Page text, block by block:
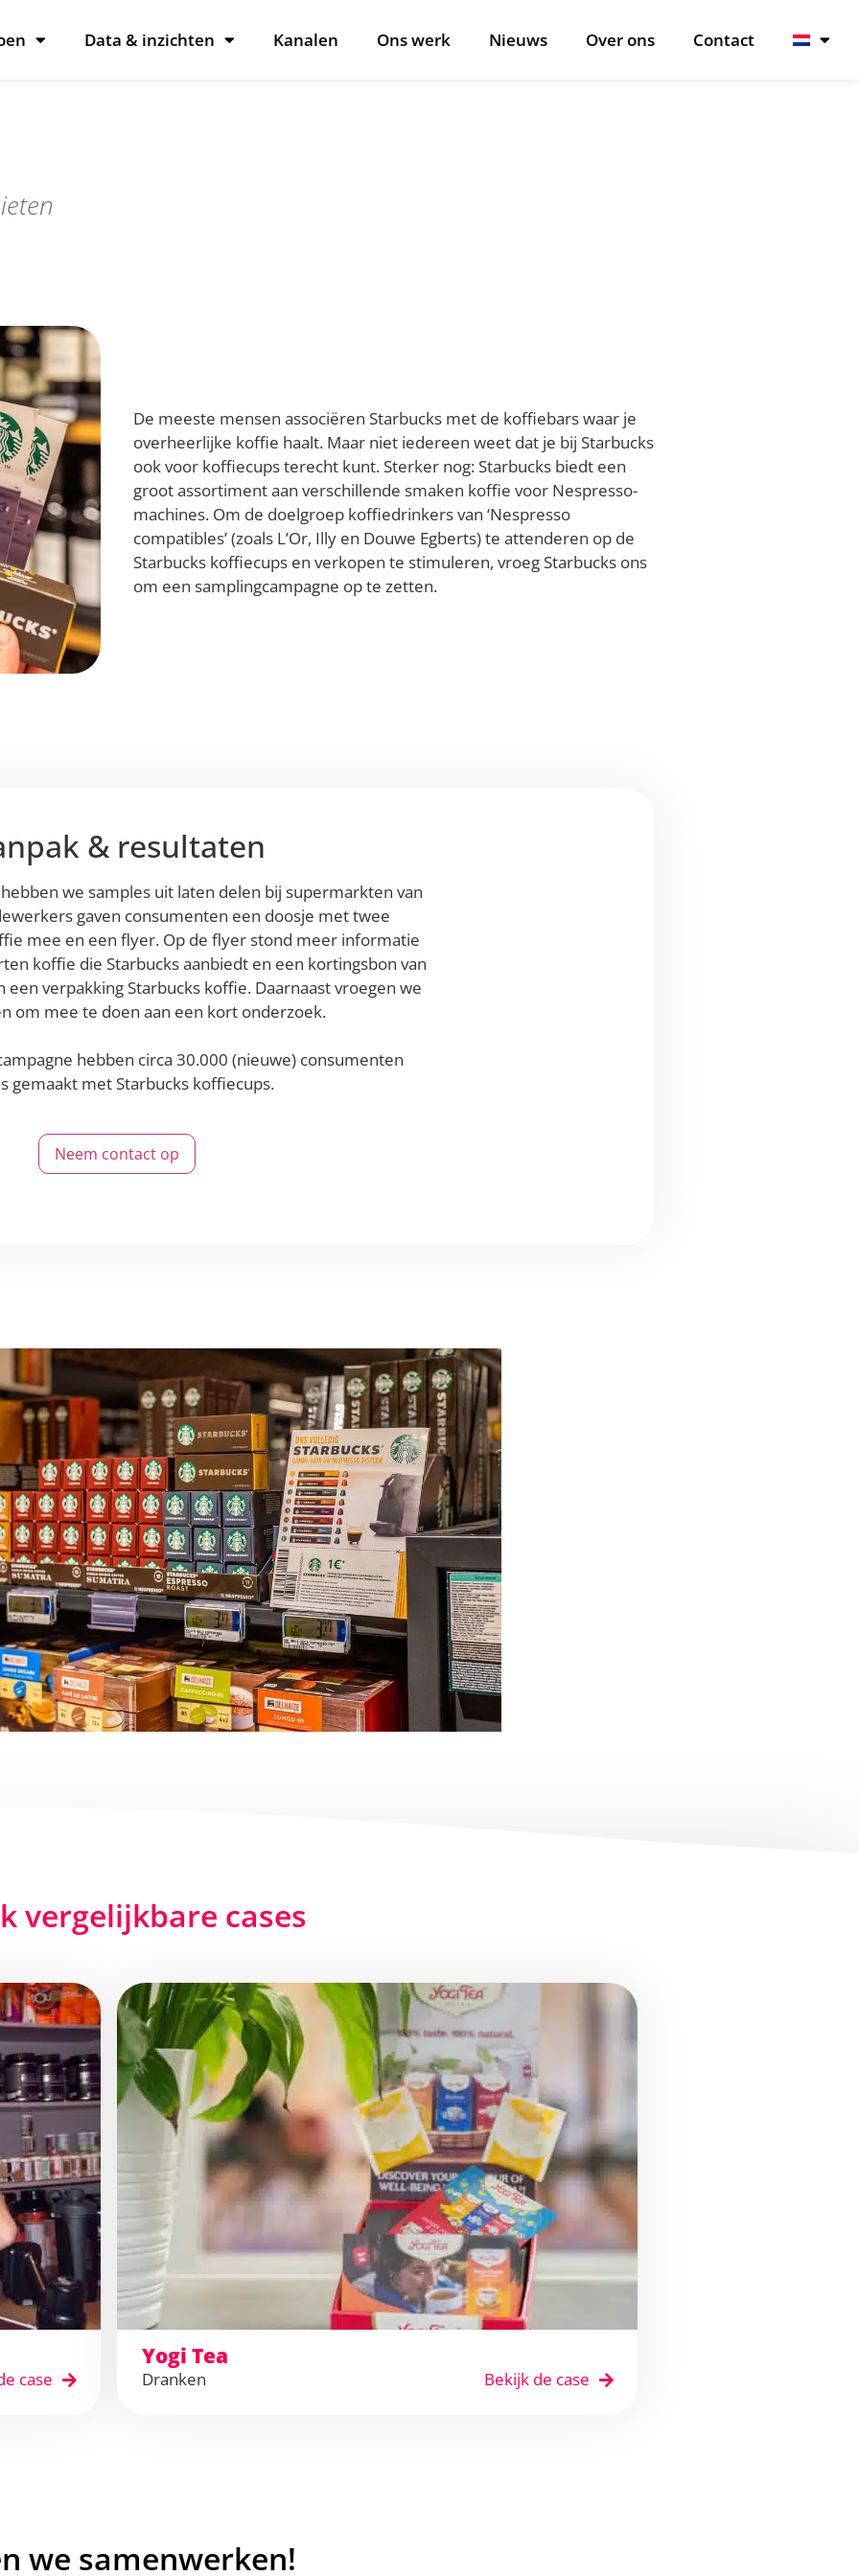
Data & inzichten Kanalen Ons werk Nieuws Over ons Contact
De meeste mensen associëren Starbucks met de koffiebars waar je
overheerlijke koffie haalt. Maar niet iedereen weet dat je bij Starbucks
ook voor koffiecups terecht kunt. Sterker nog: Starbucks biedt een
groot assortiment aan verschillende smaken koffie voor Nespresso-
machines. Om de doelgroep koffiedrinkers van ‘Nespresso
compatibles’ (zoals L’Or, Illy en Douwe Egberts) te attenderen op de
Starbucks koffiecups en verkopen te stimuleren, vroeg Starbucks ons
om een samplingcampagne op te zetten.
& resultaten
we samples uit laten delen bij supermarkten van
gaven consumenten een doosje met twee
mee en een flyer. Op de flyer stond meer informatie
koffie die Starbucks aanbiedt en een kortingsbon van
een verpakking Starbucks koffie. Daarnaast vroegen we
om mee te doen aan een kort onderzoek.
hebben circa 30.000 (nieuwe) consumenten
gemaakt met Starbucks koffiecups.
Neem contact op
vergelijkbare cases
case
Yogi Tea
Dranken Bekijk de case
we samenwerken!